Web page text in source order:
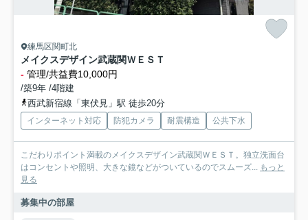
練馬区関町北
メイクスデザイン武蔵関ＷＥＳＴ
- 管理/共益費10,000円
/築9年 /4階建
西武新宿線「東伏見」駅 徒歩20分
インターネット対応 防犯カメラ 耐震構造 公共下水
こだわりポイント満載のメイクスデザイン武蔵関ＷＥＳＴ。独立洗面台
はコンセントや照明、大きな鏡などがついているのでスムーズ...
もっと
見る
募集中の部屋